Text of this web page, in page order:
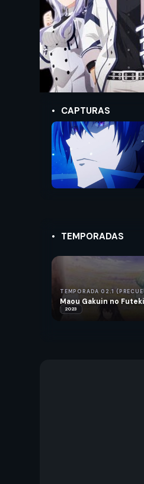
CAPTURAS
TEMPORADAS
Maou Gakuin no
1)2023
TEMPORADA 02.1